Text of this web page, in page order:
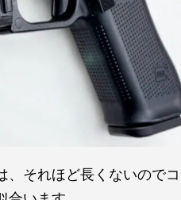
、それほど長くないのでコ